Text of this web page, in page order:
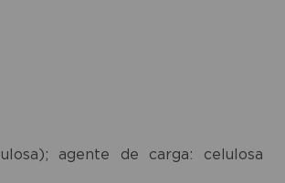
agente de carga: celulosa